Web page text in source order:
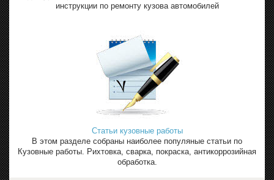
инструкции по ремонту кузова автомобилей
Статьи кузовные работы
В этом разделе собраны наиболее популяные статьи по
Кузовные работы. Рихтовка, сварка, покраска, антикоррозийная
обработка.